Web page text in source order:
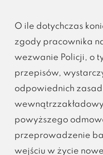
O ile dotychczas
zgody pracownika
wezwanie Policji, o
przepisów,
odpowiednich
powyższego
przeprowadzenie
wejściu w życie